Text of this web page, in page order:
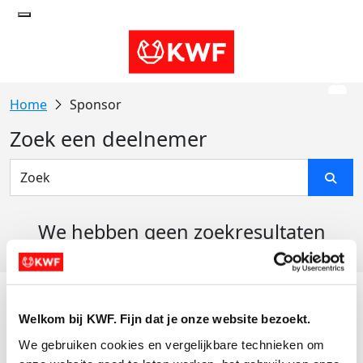
Welkom bij KWF. Fijn dat je onze website bezoekt.
We gebruiken cookies en vergelijkbare technieken om
Sponsor
Zoek een deelnemer
We hebben geen zoekresultaten
Actiematerialen
Evenementen